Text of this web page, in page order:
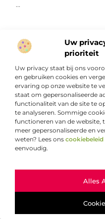
Uw
prioriteit
Uw privacy staat bij ons
en gebruiken cookies en
ervaring op onze website te
staat om gepersonaliseerde
functionaliteit van de site te
te analyseren. Sommige
functioneren van de website,
meer gepersonaliseerde en
weten? Lees ons cookiebeleid
eenvoudig.
Alles
...
invloed gehad op de
en consumeren. Van het